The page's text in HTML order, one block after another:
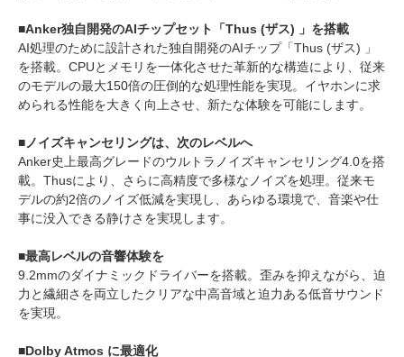
■Anker独自開発のAIチップセット「Thus (ザス) 」を搭載
AI処理のために設計された独自開発のAIチップ「Thus (ザス) 」
を搭載。CPUとメモリを一体化させた革新的な構造により、従来
のモデルの最大150倍の圧倒的な処理性能を実現。イヤホンに求
められる性能を大きく向上させ、新たな体験を可能にします。
■ノイズキャンセリングは、次のレベルへ
Anker史上最高グレードのウルトラノイズキャンセリング4.0を搭
載。Thusにより、さらに高精度で多様なノイズを処理。従来モ
デルの約2倍のノイズ低減を実現し、あらゆる環境で、音楽や仕
事に没入できる静けさを実現します。
■最高レベルの音響体験を
9.2mmのダイナミックドライバーを搭載。歪みを抑えながら、迫
力と繊細さを両立したクリアな中高音域と迫力ある低音サウンド
を実現。
■Dolby Atmos に最適化